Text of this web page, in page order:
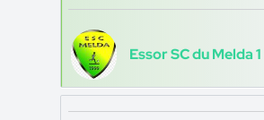
Essor SC du Melda 1